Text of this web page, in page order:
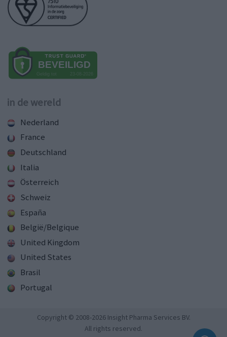
in de wereld
Nederland
France
Deutschland
Italia
Österreich
Schweiz
España
België/Belgique
United Kingdom
United States
Brasil
Portugal
Copyright © 2008-2026 Insight Pharma Services BV.
All rights reserved.